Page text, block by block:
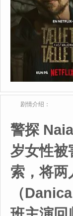
剧情介绍：
警探
岁女性被
索，将
（